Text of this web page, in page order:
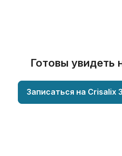
Готовы увидеть
Записаться на Crisalix